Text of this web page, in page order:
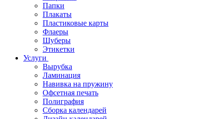
Папки
Плакаты
Пластиковые карты
Флаеры
Шуберы
Этикетки
Услуги
Вырубка
Ламинация
Навивка на пружину
Офсетная печать
Полиграфия
Сборка календарей